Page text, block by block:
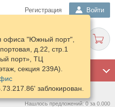
Регистрация Войти
офиса "Южный порт",
д.22, стр.1
порт», ТЦ
секция 239А).
заблокирован.
Нашлось предложений: 0 за 0.000